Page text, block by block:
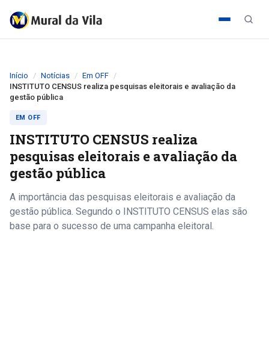
Início Notícias
Em OFF
INSTITUTO CENSUS realiza pesquisas eleitorais e avaliação da
gestão pública
EM OFF
INSTITUTO CENSUS realiza
pesquisas eleitorais e avaliação da
gestão pública
A importância das pesquisas eleitorais e avaliação da
gestão pública. Segundo o INSTITUTO CENSUS elas são
base para o sucesso de uma campanha eleitoral.